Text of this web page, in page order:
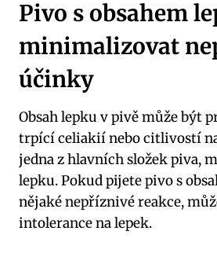
Pivo s obsahem
minimalizovat
účinky
Obsah lepku v pivě může být
trpící celiakií nebo citlivostí
jedna z hlavních složek piva,
lepku. Pokud pijete pivo s
nějaké nepříznivé reakce,
intolerance na lepek.